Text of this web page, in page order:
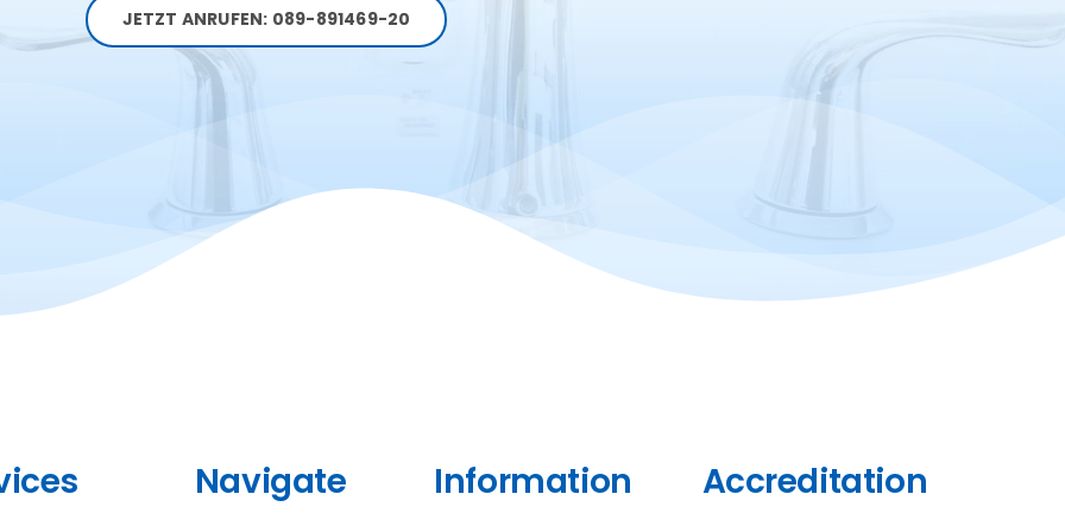
JETZT ANRUFEN: 089-891469-20
Navigate Information Accreditation